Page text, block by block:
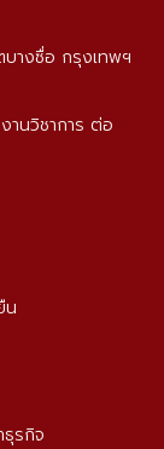
บางซื่อ กรุงเทพฯ
นวิชาการ ต่อ
น
รกิจ